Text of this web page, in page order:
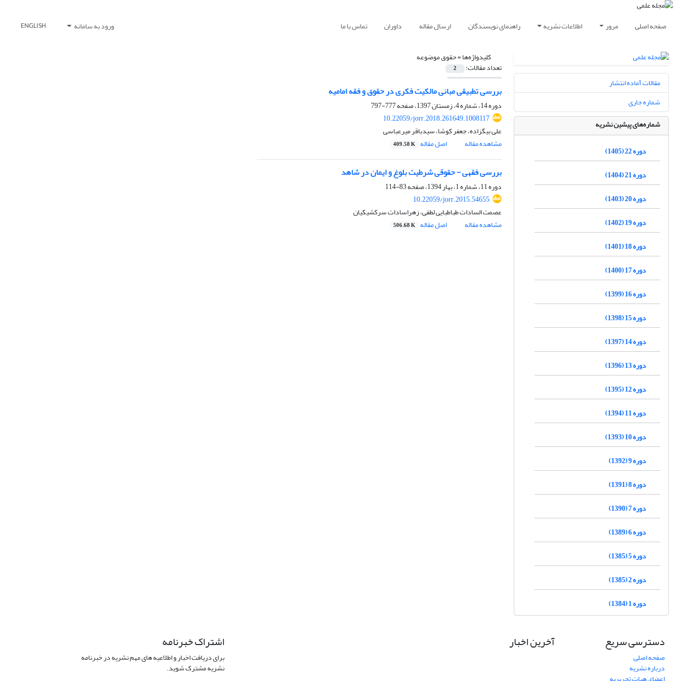
صفحه اصلی مرور اطلاعات نشریه راهنمای نویسندگان ارسال مقاله داوران تماس با ما ورود به سامانه ENGLISH
کلیدواژه‌ها =حقوق موضوعه
تعداد مقالات: 2
بررسی تطبیقی مبانی مالکیت فکری در حقوق و فقه امامیه
دوره 14، شماره 4، زمستان 1397، صفحه
777-797
10.22059/jorr.2018.261649.1008117
علی بیگزاده، جعفر کوشا، سیدباقر میرعباسی
مشاهده مقاله
اصل مقاله 409.58 K
بررسی فقهی - حقوقی شرطیت بلوغ و ایمان در شاهد
دوره 11، شماره 1، بهار 1394، صفحه
83-114
10.22059/jorr.2015.54655
عصمت السادات طباطبایی لطفی، زهراسادات سرکشیکیان
مشاهده مقاله
اصل مقاله 506.68 K
مقالات آماده انتشار
شماره جاری
شماره‌های پیشین نشریه
دوره 22 (1405)
دوره 21 (1404)
دوره 20 (1403)
دوره 19 (1402)
دوره 18 (1401)
دوره 17 (1400)
دوره 16 (1399)
دوره 15 (1398)
دوره 14 (1397)
دوره 13 (1396)
دوره 12 (1395)
دوره 11 (1394)
دوره 10 (1393)
دوره 9 (1392)
دوره 8 (1391)
دوره 7 (1390)
دوره 6 (1389)
دوره 5 (1385)
دوره 2 (1385)
دوره 1 (1384)
دسترسی سریع
صفحه اصلی
درباره نشریه
آخرین اخبار اشتراک خبرنامه
برای دریافت اخبار و اطلاعیه های مهم نشریه در خبرنامه
نشریه مشترک شوید.